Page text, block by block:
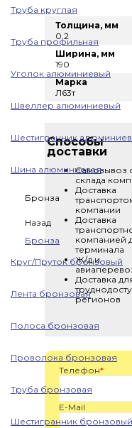
Труба круглая
Труба профильная
Уголок алюминиевый
Швеллер алюминиевый
Шестигранник
Шина алюминиевая
Бронза
Назад
Бронза
Круг/Пруток бронзовый
Лента бронзовая
Полоса бронзовая
Проволока бронзовая
Труба бронзовая
Шестигранник бронзовый
Толщина, мм
0.2
Ширина, мм
190
Марка
Л63т
Способы
доставки
Самовывоз
склада
Доставка
компании
Доставка
компанией
терминала
Ж/д и
Доставка
регионов
Телефон*
E-Mail